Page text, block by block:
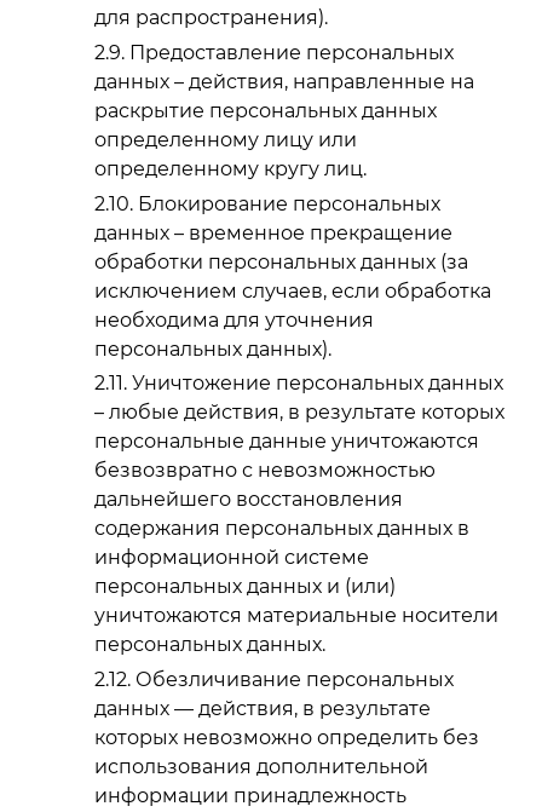
для распространения).
Предоставление персональных
данных – действия, направленные на
раскрытие персональных данных
определенному лицу или
определенному кругу лиц.
Блокирование персональных
данных – временное прекращение
обработки персональных данных (за
исключением случаев, если обработка
необходима для уточнения
персональных данных).
Уничтожение персональных данных
– любые действия, в результате которых
персональные данные уничтожаются
безвозвратно с невозможностью
дальнейшего восстановления
содержания персональных данных в
информационной системе
персональных данных и (или)
уничтожаются материальные носители
персональных данных.
Обезличивание персональных
данных — действия, в результате
которых невозможно определить без
использования дополнительной
информации принадлежность